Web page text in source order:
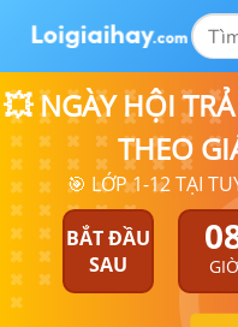
💥 NGÀY HỘI
THEO
🎯 LỚP 1-12 TẠI
BẮT ĐẦU
SAU
GIỜ